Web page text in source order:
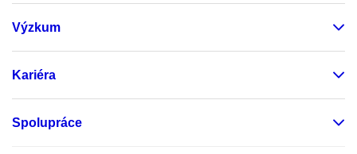
Výzkum
Kariéra
Spolupráce